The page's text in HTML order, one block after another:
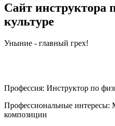
Сайт инструктора
культуре
Уныние - главный грех!
Профессия: Инструктор по
Профессиональные интересы:
композиции